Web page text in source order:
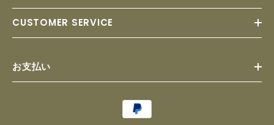
CUSTOMER SERVICE
お支払い